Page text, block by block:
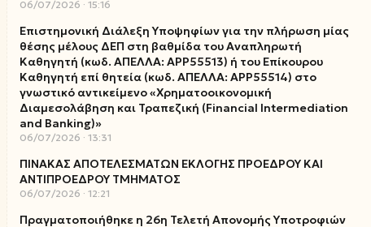
06/07/2026 15:16
Επιστημονική Διάλεξη Υποψηφίων για την πλήρωση μίας
θέσης μέλους ΔΕΠ στη βαθμίδα του Αναπληρωτή
Καθηγητή (κωδ. ΑΠΕΛΛΑ: ΑΡΡ55513) ή του Επίκουρου
Καθηγητή επί θητεία (κωδ. ΑΠΕΛΛΑ: ΑΡΡ55514) στο
γνωστικό αντικείμενο «Χρηματοοικονομική
Διαμεσολάβηση και Τραπεζική (Financial Intermediation
and Banking)»
06/07/2026 13:31
ΠΙΝΑΚΑΣ ΑΠΟΤΕΛΕΣΜΑΤΩΝ ΕΚΛΟΓΗΣ ΠΡΟΕΔΡΟΥ ΚΑΙ
ΑΝΤΙΠΡΟΕΔΡΟΥ ΤΜΗΜΑΤΟΣ
06/07/2026 12:21
Πραγματοποιήθηκε η 26η Τελετή Απονομής Υποτροφιών